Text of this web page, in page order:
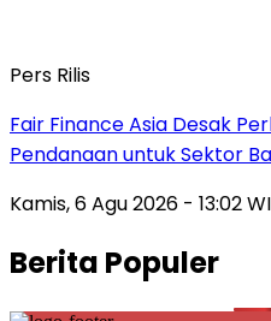
Pers Rilis
Fair Finance Asia Desak
Pendanaan untuk Sektor
Kamis, 6 Agu 2026 - 13:02
Berita Populer